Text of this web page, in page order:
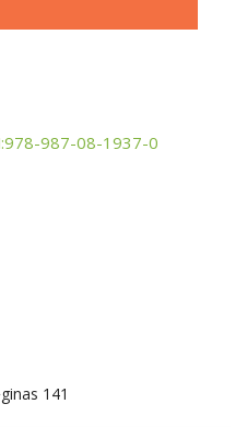
987-08-1937-0
141